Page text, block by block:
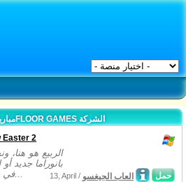
مباريات من قبل 8FLOOR GAMES الشركة
Easter 2
الربيع هو هنا،
بانوراما جديد
في جو يشبه الربيع...
حمل 13, April / العاب الجيغسو